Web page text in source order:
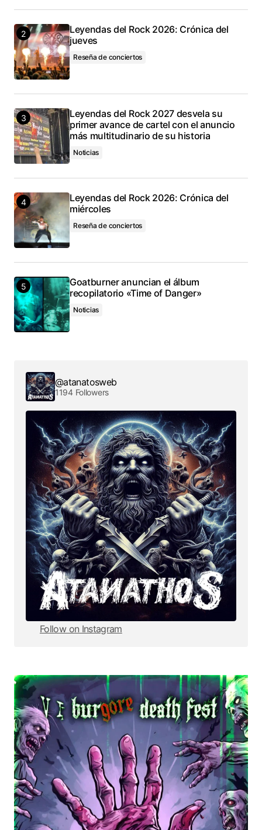
Leyendas del Rock 2026: Crónica del
jueves
Reseña de conciertos
Leyendas del Rock 2027 desvela su
primer avance de cartel con el anuncio
más multitudinario de su historia
Noticias
Leyendas del Rock 2026: Crónica del
miércoles
Reseña de conciertos
Goatburner anuncian el álbum
recopilatorio «Time of Danger»
Noticias
@atanatosweb
1194 Followers
Follow on Instagram